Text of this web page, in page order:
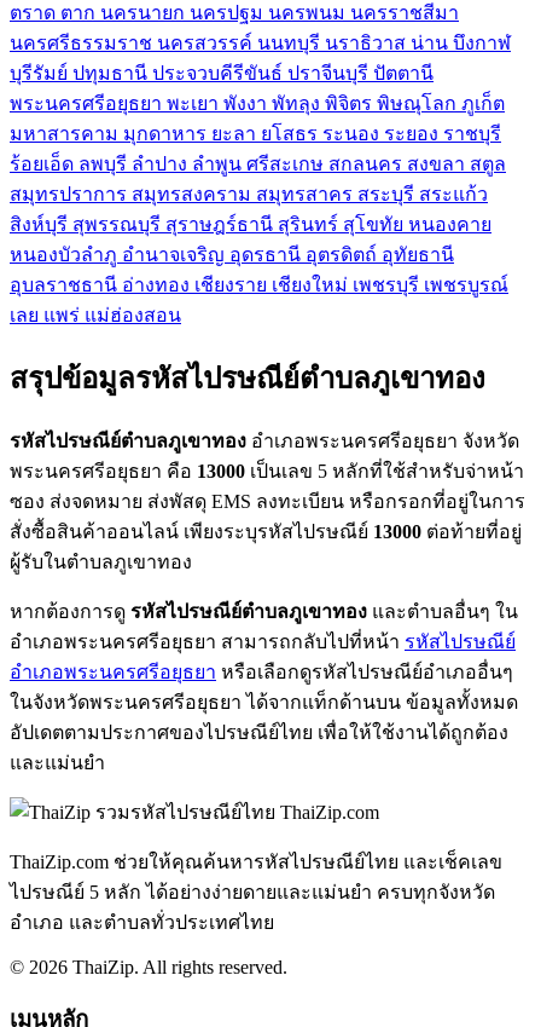
ตราด ตาก นครนายก นครปฐม นครพนม นครราชสีมา
นครศรีธรรมราช นครสวรรค์ นนทบุรี นราธิวาส น่าน บึงกาฬ
บุรีรัมย์ ปทุมธานี ประจวบคีรีขันธ์ ปราจีนบุรี ปัตตานี
พระนครศรีอยุธยา พะเยา พังงา พัทลุง พิจิตร พิษณุโลก ภูเก็ต
มหาสารคาม มุกดาหาร ยะลา ยโสธร ระนอง ระยอง ราชบุรี
ร้อยเอ็ด ลพบุรี ลำปาง ลำพูน ศรีสะเกษ สกลนคร สงขลา สตูล
สมุทรปราการ สมุทรสงคราม สมุทรสาคร สระบุรี สระแก้ว
สิงห์บุรี สุพรรณบุรี สุราษฎร์ธานี สุรินทร์ สุโขทัย หนองคาย
หนองบัวลำภู อำนาจเจริญ อุดรธานี อุตรดิตถ์ อุทัยธานี
อุบลราชธานี อ่างทอง เชียงราย เชียงใหม่ เพชรบุรี เพชรบูรณ์
เลย แพร่ แม่ฮ่องสอน
สรุปข้อมูลรหัสไปรษณีย์ตำบลภูเขาทอง
รหัสไปรษณีย์ตำบลภูเขาทอง อำเภอพระนครศรีอยุธยา จังหวัด
พระนครศรีอยุธยา คือ 13000 เป็นเลข 5 หลักที่ใช้สำหรับจ่าหน้า
ซอง ส่งจดหมาย ส่งพัสดุ EMS ลงทะเบียน หรือกรอกที่อยู่ในการ
สั่งซื้อสินค้าออนไลน์ เพียงระบุรหัสไปรษณีย์ 13000 ต่อท้ายที่อยู่
ผู้รับในตำบลภูเขาทอง
หากต้องการดู รหัสไปรษณีย์ตำบลภูเขาทอง และตำบลอื่นๆ ใน
อำเภอพระนครศรีอยุธยา สามารถกลับไปที่หน้า รหัสไปรษณีย์
อำเภอพระนครศรีอยุธยา หรือเลือกดูรหัสไปรษณีย์อำเภออื่นๆ
ในจังหวัดพระนครศรีอยุธยา ได้จากแท็กด้านบน ข้อมูลทั้งหมด
อัปเดตตามประกาศของไปรษณีย์ไทย เพื่อให้ใช้งานได้ถูกต้อง
และแม่นยำ
ThaiZip.com
ThaiZip.com ช่วยให้คุณค้นหารหัสไปรษณีย์ไทย และเช็คเลข
ไปรษณีย์ 5 หลัก ได้อย่างง่ายดายและแม่นยำ ครบทุกจังหวัด
อำเภอ และตำบลทั่วประเทศไทย
© 2026 ThaiZip. All rights reserved.
เมนูหลัก